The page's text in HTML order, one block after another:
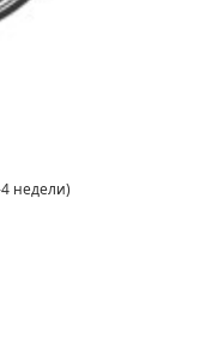
4 недели)